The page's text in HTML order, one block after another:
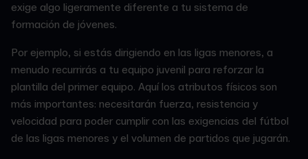
exige algo ligeramente diferente a tu sistema de
formación de jóvenes.
Por ejemplo, si estás dirigiendo en las ligas menores, a
menudo recurrirás a tu equipo juvenil para reforzar la
plantilla del primer equipo. Aquí los atributos físicos son
más importantes: necesitarán fuerza, resistencia y
velocidad para poder cumplir con las exigencias del fútbol
de las ligas menores y el volumen de partidos que jugarán.